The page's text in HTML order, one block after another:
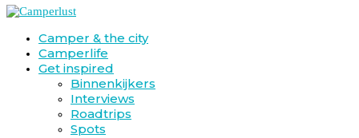
Camper & the city
Camperlife
Get inspired
Binnenkijkers
Interviews
Roadtrips
Spots